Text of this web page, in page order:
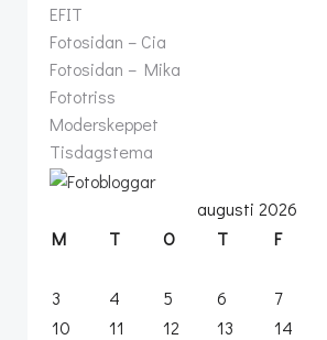
EFIT
Fotosidan – Cia
Fotosidan – Mika
Fototriss
Moderskeppet
Tisdagstema
augusti 2026
M
T O T F
3
4 5 6 7
10
11 12 13 14